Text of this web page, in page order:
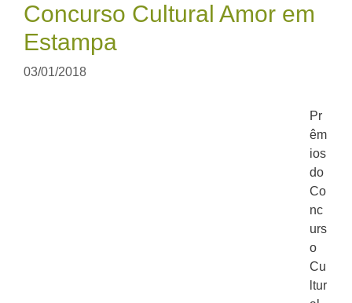
Concurso Cultural Amor em
Estampa
03/01/2018
Pr
êm
ios
do
Co
nc
urs
o
Cu
ltur